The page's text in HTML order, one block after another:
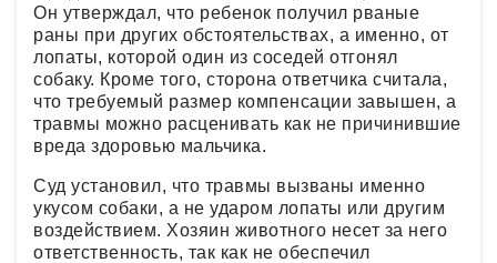
Он утверждал, что ребенок получил рваные
раны при других обстоятельствах, а именно, от
лопаты, которой один из соседей отгонял
собаку. Кроме того, сторона ответчика считала,
что требуемый размер компенсации завышен, а
травмы можно расценивать как не причинившие
вреда здоровью мальчика.
Суд установил, что травмы вызваны именно
укусом собаки, а не ударом лопаты или другим
воздействием. Хозяин животного несет за него
ответственность, так как не обеспечил